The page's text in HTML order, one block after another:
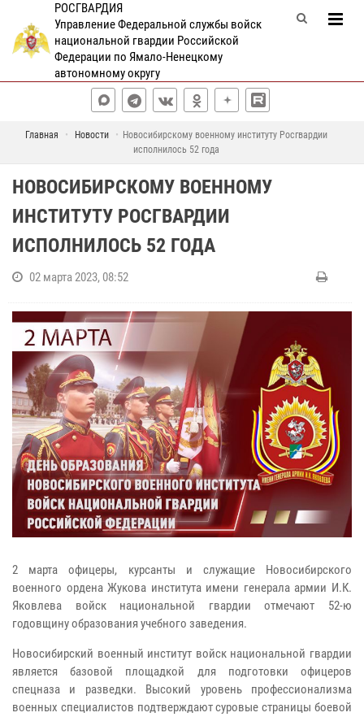
РОСГВАРДИЯ
Управление Федеральной службы войск
национальной гвардии Российской
Федерации по Ямало-Ненецкому
автономному округу
Главная Новости
Новосибирскому военному институту Росгвардии
исполнилось 52 года
НОВОСИБИРСКОМУ ВОЕННОМУ
ИНСТИТУТУ РОСГВАРДИИ
ИСПОЛНИЛОСЬ 52 ГОДА
02 марта 2023, 08:52
2 марта офицеры, курсанты и служащие Новосибирского
военного ордена Жукова института имени генерала армии И.К.
Яковлева войск национальной гвардии отмечают 52-ю
годовщину образования учебного заведения.
Новосибирский военный институт войск национальной гвардии
является базовой площадкой для подготовки офицеров
спецназа и разведки. Высокий уровень профессионализма
военных специалистов подтверждают суровые страницы боевой